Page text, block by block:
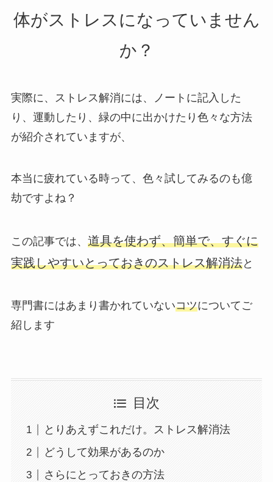
体がストレスになっていません
か？
実際に、ストレス解消には、ノートに記入した
り、運動したり、緑の中に出かけたり色々な方法
が紹介されていますが、
本当に疲れている時って、色々試してみるのも億
劫ですよね？
この記事では、 道具を使わず、簡単で、すぐに
実践しやすいとっておきのストレス解消法と
専門書にはあまり書かれていないコツについてご
紹します
目次
とりあえずこれだけ。ストレス解消法
どうして効果があるのか
さらにとっておきの方法